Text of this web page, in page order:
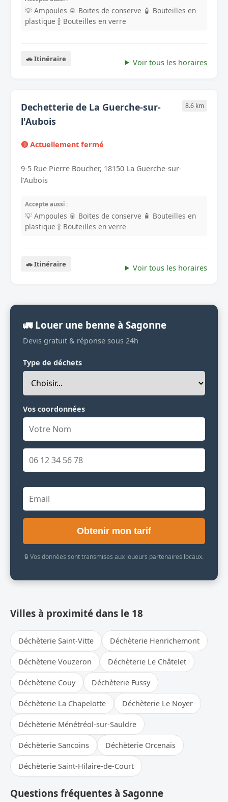
💡 Ampoules 🥫 Boites de conserve 🧴 Bouteilles en
plastique 🍾 Bouteilles en verre
🚗 Itinéraire Voir tous les horaires
Dechetterie de La Guerche-sur-
l'Aubois
8.6 km
🔴 Actuellement fermé
9-5 Rue Pierre Boucher, 18150 La Guerche-sur-
l'Aubois
Accepte aussi :
💡 Ampoules 🥫 Boites de conserve 🧴 Bouteilles en
plastique 🍾 Bouteilles en verre
🚗 Itinéraire Voir tous les horaires
🚛 Louer une benne à Sagonne
Devis gratuit & réponse sous 24h
Type de déchets
Vos coordonnées
Obtenir mon tarif
🔒 Vos données sont transmises aux loueurs partenaires locaux.
Villes à proximité dans le 18
Déchèterie Saint-Vitte Déchèterie Henrichemont
Déchèterie Vouzeron Déchèterie Le Châtelet
Déchèterie Couy Déchèterie Fussy
Déchèterie La Chapelotte Déchèterie Le Noyer
Déchèterie Ménétréol-sur-Sauldre
Déchèterie Sancoins Déchèterie Orcenais
Déchèterie Saint-Hilaire-de-Court
Questions fréquentes à Sagonne